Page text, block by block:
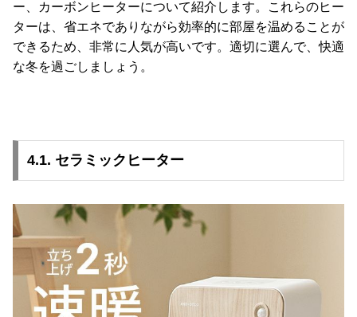
ー、カーボンヒーターについて紹介します。これらのヒー
ターは、省エネでありながら効率的に部屋を温めることが
できるため、非常に人気が高いです。適切に選んで、快適
な冬を過ごしましょう。
4.1. セラミックヒーター